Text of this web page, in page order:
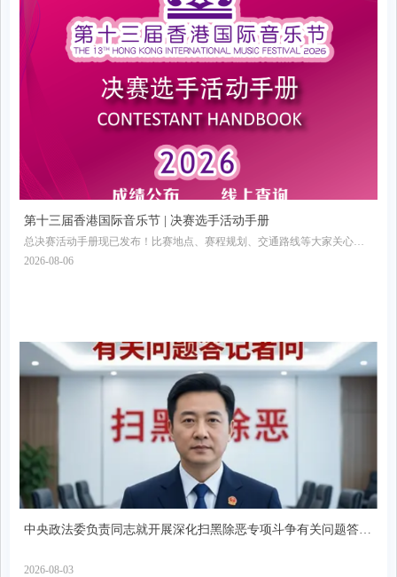
第十三届香港国际音乐节 | 决赛选手活动手册
总决赛活动手册现已发布！比赛地点、赛程规划、交通路线等大家关心的
信息全部收录其中，欢迎收藏转发！
2026-08-06
中央政法委负责同志就开展深化扫黑除恶专项斗争有关问题答记
2026-08-03